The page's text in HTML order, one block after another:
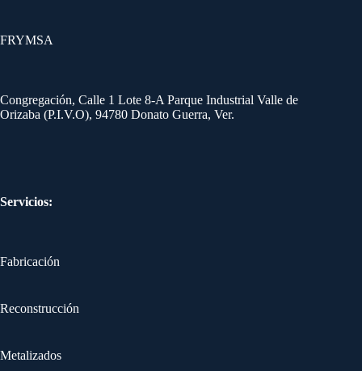
FRYMSA
Congregación, Calle 1 Lote 8-A Parque Industrial Valle de
Orizaba (P.I.V.O), 94780 Donato Guerra, Ver.
Servicios:
Fabricación
Reconstrucción
Metalizados